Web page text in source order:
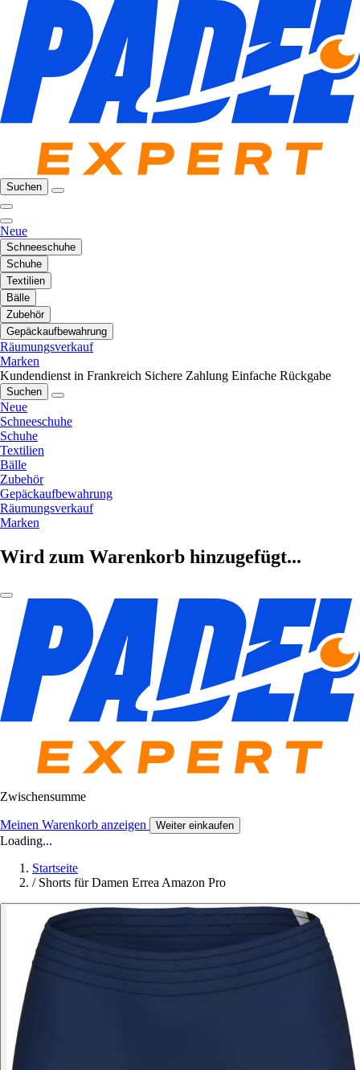
Suchen
Neue
Schneeschuhe
Schuhe
Textilien
Bälle
Zubehör
Gepäckaufbewahrung
Räumungsverkauf
Marken
Kundendienst in Frankreich Sichere Zahlung Einfache Rückgabe
Suchen
Neue
Schneeschuhe
Schuhe
Textilien
Bälle
Zubehör
Gepäckaufbewahrung
Räumungsverkauf
Marken
Wird zum Warenkorb hinzugefügt...
Zwischensumme
Meinen Warenkorb anzeigen Weiter einkaufen
Loading...
Startseite
/ Shorts für Damen Errea Amazon Pro